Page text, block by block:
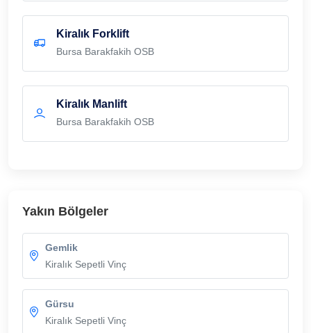
Kiralık Forklift
Bursa Barakfakih OSB
Kiralık Manlift
Bursa Barakfakih OSB
Yakın Bölgeler
Gemlik
Kiralık Sepetli Vinç
Gürsu
Kiralık Sepetli Vinç